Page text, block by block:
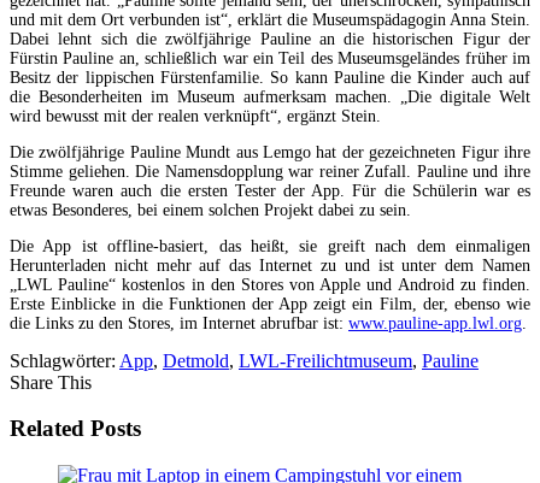
und mit dem Ort verbunden ist“, erklärt die Museumspädagogin Anna Stein.
Dabei lehnt sich die zwölfjährige Pauline an die historischen Figur der
Fürstin Pauline an, schließlich war ein Teil des Museumsgeländes früher im
Besitz der lippischen Fürstenfamilie. So kann Pauline die Kinder auch auf
die Besonderheiten im Museum aufmerksam machen. „Die digitale Welt
wird bewusst mit der realen verknüpft“, ergänzt Stein.
Die zwölfjährige Pauline Mundt aus Lemgo hat der gezeichneten Figur ihre
Stimme geliehen. Die Namensdopplung war reiner Zufall. Pauline und ihre
Freunde waren auch die ersten Tester der App. Für die Schülerin war es
etwas Besonderes, bei einem solchen Projekt dabei zu sein.
Die App ist offline-basiert, das heißt, sie greift nach dem einmaligen
Herunterladen nicht mehr auf das Internet zu und ist unter dem Namen
„LWL Pauline“ kostenlos in den Stores von Apple und Android zu finden.
Erste Einblicke in die Funktionen der App zeigt ein Film, der, ebenso wie
die Links zu den Stores, im Internet abrufbar ist: www.pauline-app.lwl.org
Schlagwörter: App, Detmold, LWL-Freilichtmuseum, Pauline
Share This
Related Posts